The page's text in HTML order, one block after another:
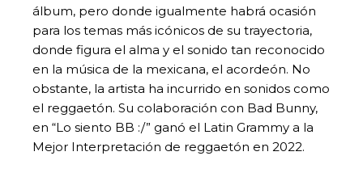
álbum, pero donde igualmente habrá ocasión
para los temas más icónicos de su trayectoria,
donde figura el alma y el sonido tan reconocido
en la música de la mexicana, el acordeón. No
obstante, la artista ha incurrido en sonidos como
el reggaetón. Su colaboración con Bad Bunny,
en “Lo siento BB :/” ganó el Latin Grammy a la
Mejor Interpretación de reggaetón en 2022.